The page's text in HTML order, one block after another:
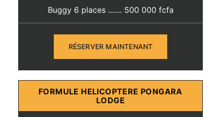
Buggy 6 places ....... 500 000 fcfa
RÉSERVER MAINTENANT
FORMULE HELICOPTERE PONGARA
LODGE